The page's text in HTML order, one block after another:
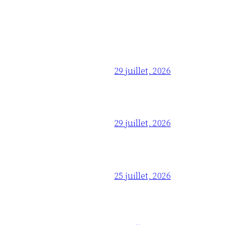
29 juillet, 2026
29 juillet, 2026
25 juillet, 2026